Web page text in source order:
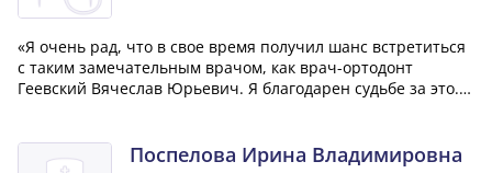
«Я очень рад, что в свое время получил шанс встретиться
с таким замечательным врачом, как врач-ортодонт
Геевский Вячеслав Юрьевич. Я благодарен судьбе за это.
Поспелова Ирина Владимировна